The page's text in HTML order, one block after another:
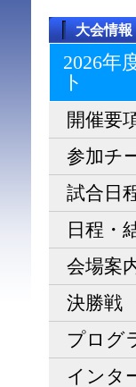
大会情報
2026年
ト
開催要
参加チ
試合日
日程・
会場案
決勝戦
プログ
インタ